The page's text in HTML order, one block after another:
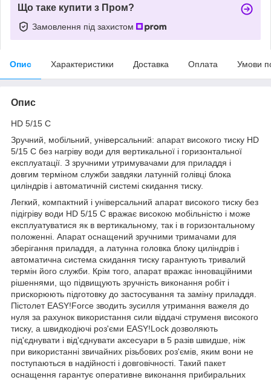
Що таке купити з Пром?
Замовлення під захистом
Опис Характеристики Доставка Оплата Умови
Опис
HD 5/15 C
Зручний, мобільний, універсальний: апарат високого тиску HD
5/15 C без нагріву води для вертикальної і горизонтальної
експлуатації. З зручними утримувачами для приладдя і
довгим терміном служби завдяки латунній голівці блока
циліндрів і автоматичній системі скидання тиску.
Легкий, компактний і універсальний апарат високого тиску без
підігріву води HD 5/15 C вражає високою мобільністю і може
експлуатуватися як в вертикальному, так і в горизонтальному
положенні. Апарат оснащений зручними тримачами для
зберігання приладдя, а латунна головка блоку циліндрів і
автоматична система скидання тиску гарантують тривалий
термін його служби. Крім того, апарат вражає інноваційними
рішеннями, що підвищують зручність виконання робіт і
прискорюють підготовку до застосування та заміну приладдя.
Пістолет EASY!Force зводить зусилля утримання важеля до
нуля за рахунок використання сили віддачі струменя високого
тиску, а швидкодіючі роз'єми EASY!Lock дозволяють
під'єднувати і від'єднувати аксесуари в 5 разів швидше, ніж
при використанні звичайних різьбових роз'ємів, яким вони не
поступаються в надійності і довговічності. Такий пакет
оснащення гарантує оперативне виконання прибиральних